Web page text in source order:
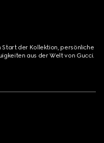
Start der Kollektion, persönliche
aus der Welt von Gucci.